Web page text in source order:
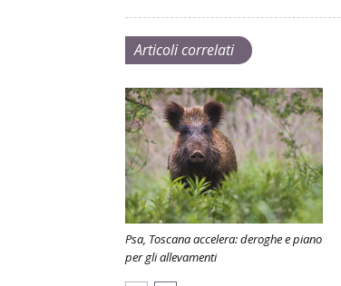
Articoli correlati
Psa, Toscana accelera: deroghe e piano
per gli allevamenti